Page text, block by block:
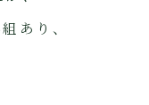
あり、